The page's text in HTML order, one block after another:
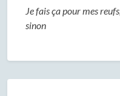
Je fais ça pour mes
sinon